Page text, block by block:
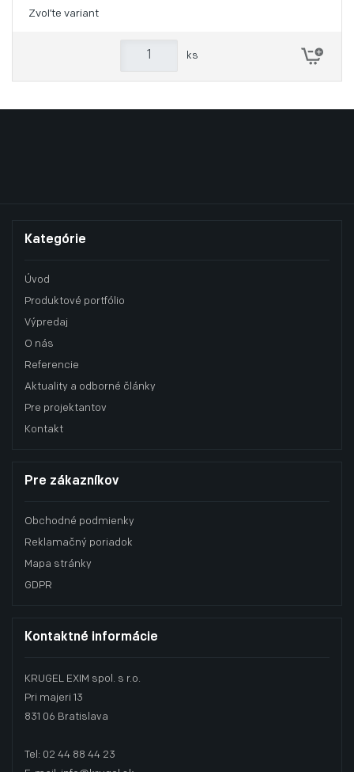
Zvoľte variant
ks
Kategórie
Úvod
Produktové portfólio
Výpredaj
O nás
Referencie
Aktuality a odborné články
Pre projektantov
Kontakt
Pre zákazníkov
Obchodné podmienky
Reklamačný poriadok
Mapa stránky
GDPR
Kontaktné informácie
KRUGEL EXIM spol. s r.o.
Pri majeri 13
831 06 Bratislava
Tel: 02 44 88 44 23